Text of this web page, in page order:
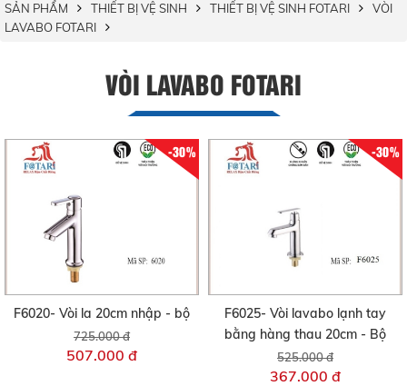
SẢN PHẨM THIẾT BỊ VỆ SINH THIẾT BỊ VỆ SINH FOTARI
VÒI
LAVABO FOTARI
VÒI LAVABO FOTARI
-30%
F6020- Vòi la 20cm nhập - bộ
725.000 đ
507.000 đ
-30%
F6025- Vòi lavabo lạnh tay
bằng hàng thau 20cm - Bộ
525.000 đ
367.000 đ